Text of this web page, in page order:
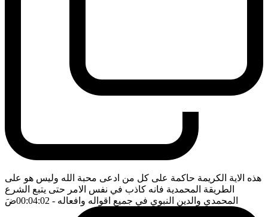
هذه الاية الكريمة حاكمة على كل من ادعى محبة الله وليس هو على
الطريقة المحمدية فانه كاذب في نفس الامر حتى يتبع الشرع
المحمدي والدين النبوي في جميع اقواله وافعاله - 00:04:02 ضَ